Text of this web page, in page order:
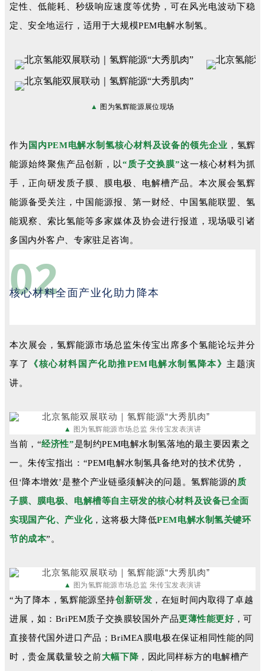
定性、低能耗、秒级响应速度等优势，可在风光电波动下稳
定、安全地运行，适用于大规模PEM电解水制氢。
▲ 图为氢辉能源展位现场
作为 国内PEM电解水制氢核心材料及设备的领先企业 ，氢辉
能源始终聚焦产品创新，以“质子交换膜”这一核心材料为抓
手，正向研发质子膜、膜电极、电解槽产品。本次展会氢辉
能源备受关注，中国能源报、第一财经、中国氢能联盟、氢
能观察、索比氢能等多家媒体及协会进行报道，现场吸引诸
多国内外客户、专家驻足咨询。
02
核心材料全面产业化助力降本
本次展会，氢辉能源市场总监朱传宝出席多个氢能论坛并分
享了
《核心材料国产化助推PEM电解水制氢降本》 主题演
讲。
▲ 图为氢辉能源市场总监 朱传宝发表演讲
当前，“经济性”是制约PEM电解水制氢落地的最主要因素之
一。朱传宝指出：“PEM电解水制氢具备绝对的技术优势，
但‘降本增效’是整个产业链亟须解决的问题。氢辉能源的 质
子膜、膜电极、电解槽等自主研发的核心材料及设备已全面
实现国产化、产业化，这将极大降低PEM电解水制氢关键环
节的成本”。
▲ 图为氢辉能源市场总监 朱传宝发表演讲
“为了降本，氢辉能源坚持创新研发 ，在短时间内取得了卓越
进展，如：BriPEM质子交换膜较国外产品更薄性能更好，可
直接替代国外进口产品；BriMEA膜电极在保证相同性能的同
时，贵金属载量较之前大幅下降，因此同样标方的电解槽产